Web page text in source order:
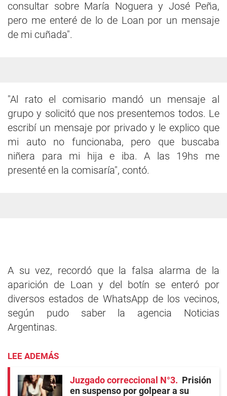
consultar sobre María Noguera y José Peña,
pero me enteré de lo de Loan por un mensaje
de mi cuñada".
"Al rato el comisario mandó un mensaje al
grupo y solicitó que nos presentemos todos. Le
escribí un mensaje por privado y le explico que
mi auto no funcionaba, pero que buscaba
niñera para mi hija e iba. A las 19hs me
presenté en la comisaría", contó.
A su vez, recordó que la falsa alarma de la
aparición de Loan y del botín se enteró por
diversos estados de WhatsApp de los vecinos,
según pudo saber la agencia Noticias
Argentinas.
LEE ADEMÁS
Juzgado correccional N°3
Prisión
en suspenso por golpear a su